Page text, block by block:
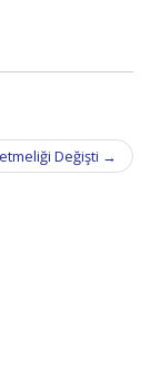
Değişti →